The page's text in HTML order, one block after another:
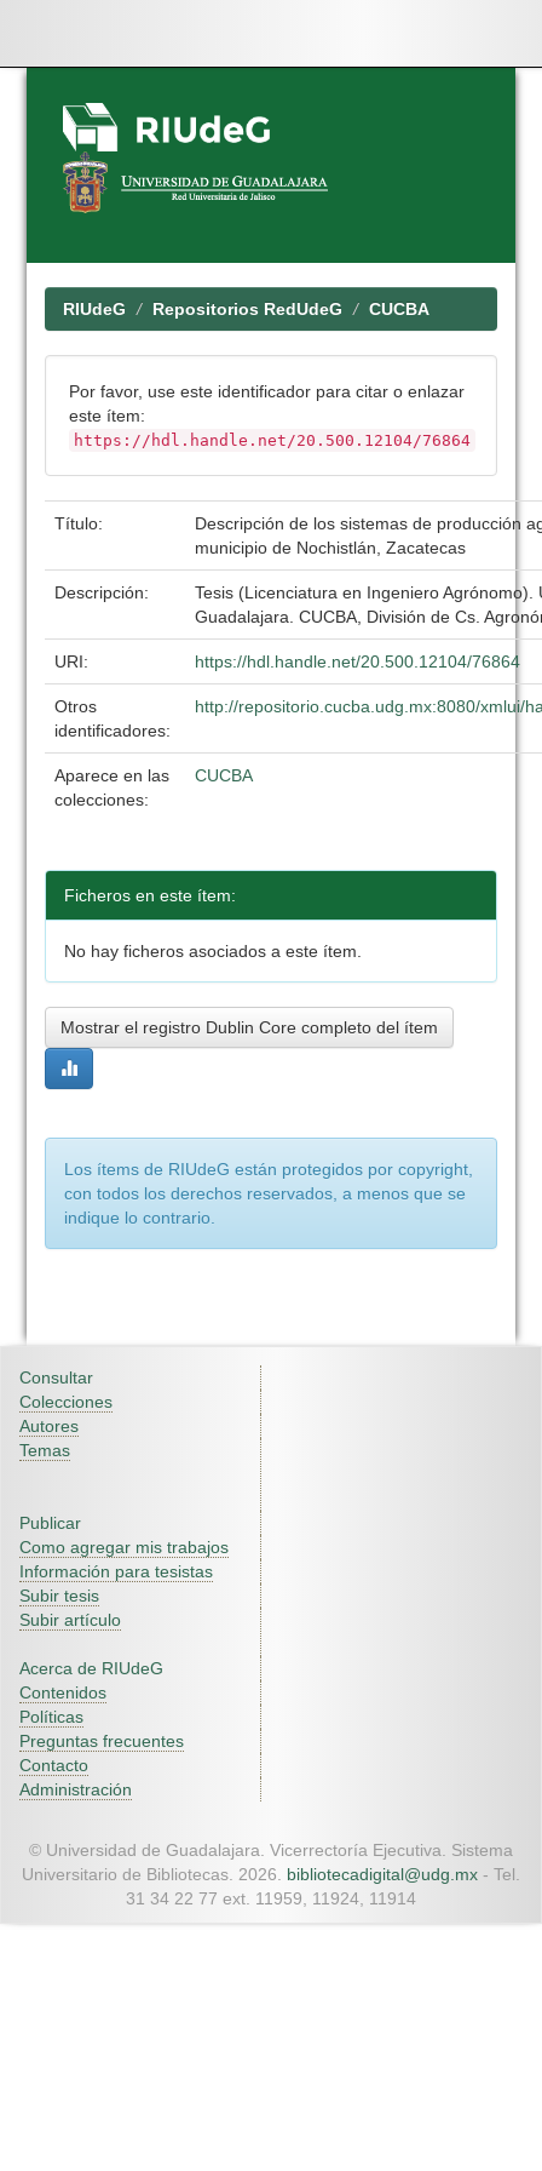
Skip
navigation
RIUdeG Repositorios RedUdeG CUCBA
Por favor, use este identificador para citar o enlazar
este ítem:
https://hdl.handle.net/20.500.12104/76864
Título:
Descripción de los sistemas de producción
municipio de Nochistlán, Zacatecas
Descripción:
Tesis (Licenciatura en Ingeniero Agrónomo).
Guadalajara. CUCBA, División de Cs.
URI: https://hdl.handle.net/20.500.12104/76864
Otros
identificadores:
http://repositorio.cucba.udg.mx:8080/xmlui/
Aparece en las
colecciones:
CUCBA
Ficheros en este ítem:
No hay ficheros asociados a este ítem.
Mostrar el registro Dublin Core completo del ítem
Los ítems de RIUdeG están protegidos por copyright,
con todos los derechos reservados, a menos que se
indique lo contrario.
Consultar
Colecciones
Autores
Temas
Publicar
Como agregar mis trabajos
Información para tesistas
Subir tesis
Subir artículo
Acerca de RIUdeG
Contenidos
Políticas
Preguntas frecuentes
Contacto
Administración
© Universidad de Guadalajara. Vicerrectoría Ejecutiva. Sistema
Universitario de Bibliotecas. 2026. bibliotecadigital@udg.mx - Tel.
31 34 22 77 ext. 11959, 11924, 11914